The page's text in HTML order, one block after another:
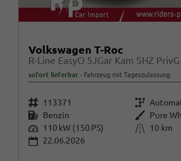
Volkswagen T-Roc
R-Line EasyO 5JGar Kam SHZ
sofort lieferbar Fahrzeug mit Tageszulassung
Fahrzeugnr. 113371 Getriebe
Kraftstoff Benzin Außenfarbe
Pure
Leistung 110 kW (150 PS) Kilometerstand
10 km
22.06.2026